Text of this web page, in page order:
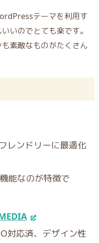
テーマを利用す
いのでとても楽です。
素敵なものがたくさん
レンドリーに最適化
能なのが特徴で
対応済、デザイン性